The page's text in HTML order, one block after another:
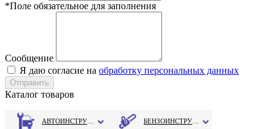
*Поле обязательное для заполнения
Сообщение
Я даю согласие на обработку персональных данных
Каталог товаров